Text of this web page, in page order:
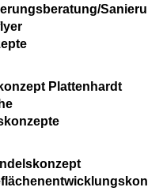
Sanieru
Plattenhardt